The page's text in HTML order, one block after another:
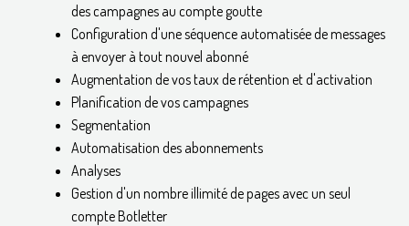
des campagnes au compte goutte
Configuration d'une séquence automatisée de messages
à envoyer à tout nouvel abonné
Augmentation de vos taux de rétention et d'activation
Planification de vos campagnes
Segmentation
Automatisation des abonnements
Analyses
Gestion d'un nombre illimité de pages avec un seul
compte Botletter